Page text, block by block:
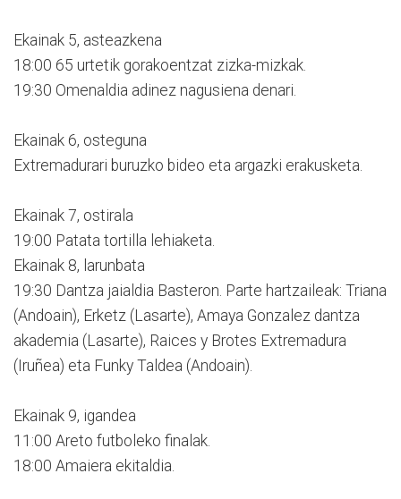
Ekainak 5, asteazkena
18:00 65 urtetik gorakoentzat zizka-mizkak.
19:30 Omenaldia adinez nagusiena denari.
Ekainak 6, osteguna
Extremadurari buruzko bideo eta argazki erakusketa.
Ekainak 7, ostirala
19:00 Patata tortilla lehiaketa.
Ekainak 8, larunbata
19:30 Dantza jaialdia Basteron. Parte hartzaileak: Triana
(Andoain), Erketz (Lasarte), Amaya Gonzalez dantza
akademia (Lasarte), Raices y Brotes Extremadura
(Iruñea) eta Funky Taldea (Andoain).
Ekainak 9, igandea
11:00 Areto futboleko finalak.
18:00 Amaiera ekitaldia.